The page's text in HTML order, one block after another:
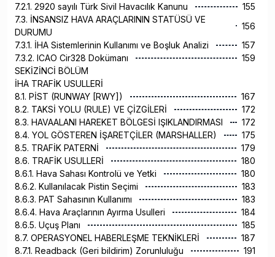
7.2.1. 2920 sayılı Türk Sivil Havacılık Kanunu
155
7.3. İNSANSIZ HAVA ARAÇLARININ STATÜSÜ VE
DURUMU
156
7.3.1. İHA Sistemlerinin Kullanımı ve Boşluk Analizi
157
7.3.2. ICAO Cir328 Dokümanı
159
SEKİZİNCİ BÖLÜM
İHA TRAFİK USULLERİ
8.1. PİST (RUNWAY [RWY])
167
8.2. TAKSİ YOLU (RULE) VE ÇİZGİLERİ
172
8.3. HAVAALANI HAREKET BÖLGESİ IŞIKLANDIRMASI
172
8.4. YOL GÖSTEREN İŞARETÇİLER (MARSHALLER)
175
8.5. TRAFİK PATERNİ
179
8.6. TRAFİK USULLERİ
180
8.6.1. Hava Sahası Kontrolü ve Yetki
180
8.6.2. Kullanılacak Pistin Seçimi
183
8.6.3. PAT Sahasının Kullanımı
183
8.6.4. Hava Araçlarının Ayırma Usulleri
184
8.6.5. Uçuş Planı
185
8.7. OPERASYONEL HABERLEŞME TEKNİKLERİ
187
8.7.1. Readback (Geri bildirim) Zorunluluğu
191